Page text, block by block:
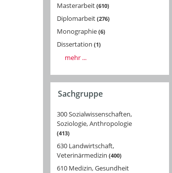
Masterarbeit 610
Diplomarbeit 276
Monographie 6
Dissertation 1
mehr ...
Sachgruppe
300 Sozialwissenschaften,
Soziologie, Anthropologie
413
630 Landwirtschaft,
Veterinärmedizin 400
610 Medizin, Gesundheit